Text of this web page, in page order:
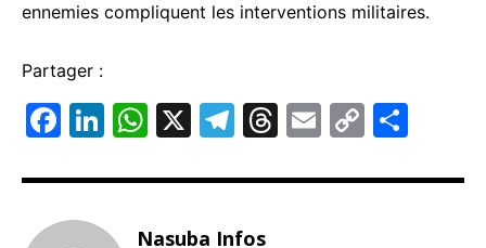
ennemies compliquent les interventions militaires.
Partager :
F
c
e
Li
k
e
W
at
s
X
T
e
gr
T
e
E
ai
C
p ta
Nasuba Infos